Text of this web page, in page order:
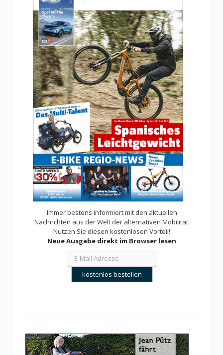
Immer bestens informiert mit den aktuellen
Nachrichten aus der Welt der alternativen Mobilität.
Nutzen Sie diesen kostenlosen Vorteil!
Neue Ausgabe direkt im Browser lesen